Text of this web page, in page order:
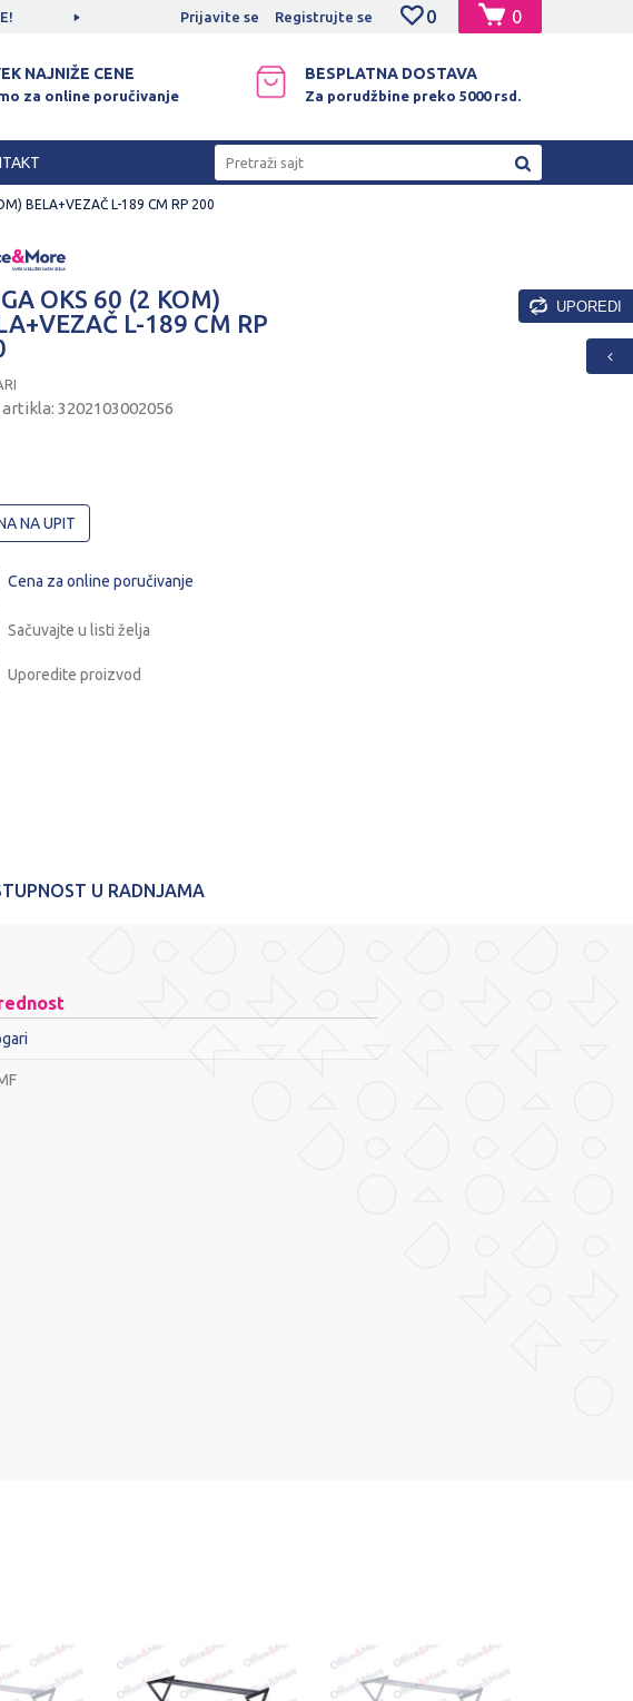
SIGURNO PLAĆANJE PLATNIM KARTICAMA! 0
0
Prijavite se Registrujte se
NAJNIŽE CENE
za online poručivanje
BESPLATNA DOSTAVA
Za porudžbine preko 5000 rsd.
Pretraži sajt
BELA+VEZAČ L-189 CM RP 200
OKS 60 (2 KOM)
L-189 CM RP
3202103002056
NA UPIT
Cena za online poručivanje
Sačuvajte u listi želja
Uporedite proizvod
U RADNJAMA
UPOREDI